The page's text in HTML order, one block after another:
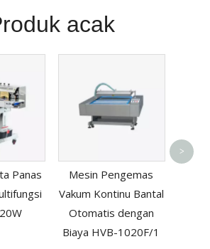
acak
Panas
Mesin Pengemas
Vakum Kontinu Bantal
Otomatis dengan
Biaya HVB-1020F/1
>